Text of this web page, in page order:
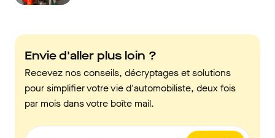
Envie d'aller plus loin ?
Recevez nos conseils, décryptages et solutions
pour simplifier votre vie d'automobiliste, deux fois
par mois dans votre boîte mail.